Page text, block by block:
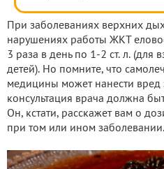
При заболеваниях верхних
нарушениях работы ЖКТ
3 раза в день по 1-2 ст. л. (для
детей). Но помните, что
медицины может нанести вред
консультация врача должна
Он, кстати, расскажет вам о
при том или ином заболевании.